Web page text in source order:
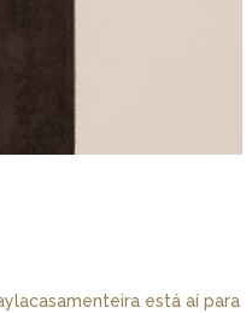
está aí para